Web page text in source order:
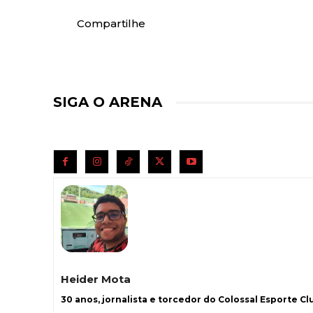
Compartilhe
SIGA O ARENA
Heider Mota
30 anos, jornalista e torcedor do Colossal Esporte